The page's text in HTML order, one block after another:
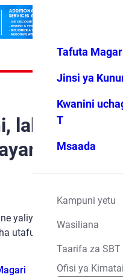
Vipendwa
Menyu
Tafuta
Jinsi ya
Kwanini
T
Msaada
Kampuni yetu
Wasiliana
Taarifa za SBT
Ofisi ya
lakini gari
yaliyopo kwa kutumia
utafutaji.